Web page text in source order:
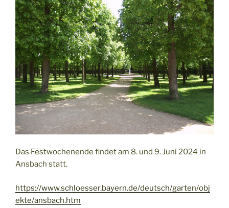
Das Festwochenende findet am 8. und 9. Juni 2024 in
Ansbach statt.
https://www.schloesser.bayern.de/deutsch/garten/obj
ekte/ansbach.htm